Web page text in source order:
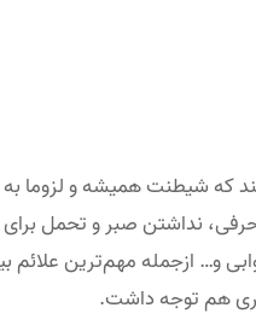
که شیطنت همیشه و
نداشتن صبر و تحمل
و… ازجمله مهم‌ترین
هم توجه داشت.